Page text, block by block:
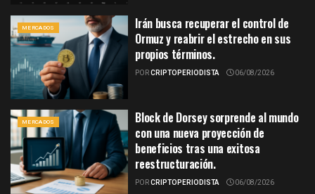
MERCADOS
Irán busca recuperar el control de
Ormuz y reabrir el estrecho en sus
propios términos.
PORCRIPTOPERIODISTA 06/08/2026
MERCADOS
Block de Dorsey sorprende al mundo
con una nueva proyección de
beneficios tras una exitosa
reestructuración.
PORCRIPTOPERIODISTA 06/08/2026